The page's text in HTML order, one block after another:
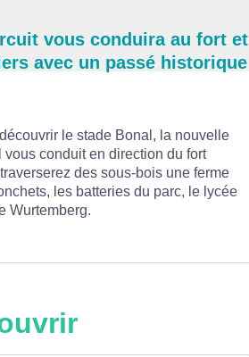
vous conduira au fort et
avec un passé historique
le stade Bonal, la nouvelle
conduit en direction du fort
des sous-bois une ferme
les batteries du parc, le lycée
Wurtemberg.